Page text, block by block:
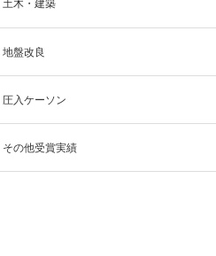
土木・建築
地盤改良
圧入ケーソン
その他受賞実績